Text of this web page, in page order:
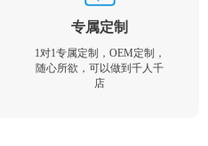
专属定制
1对1专属定制，OEM定制，
随心所欲，可以做到千人千
店